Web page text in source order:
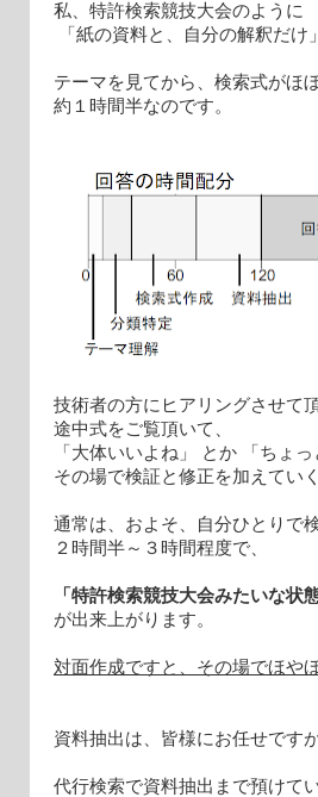
私、特許検索競技大会のように
「紙の資料と、自分の解釈だけ
テーマを見てから、検索式がほ
約１時間半なのです。
技術者の方にヒアリングさせて
途中式をご覧頂いて、
「大体いいよね」 とか 「ちょ
その場で検証と修正を加えていく
通常は、およそ、自分ひとりで
２時間半～３時間程度で、
「特許検索競技大会みたいな状
が出来上がります。
対面作成ですと、その場でほや
資料抽出は、皆様にお任せです
代行検索で資料抽出まで預けて